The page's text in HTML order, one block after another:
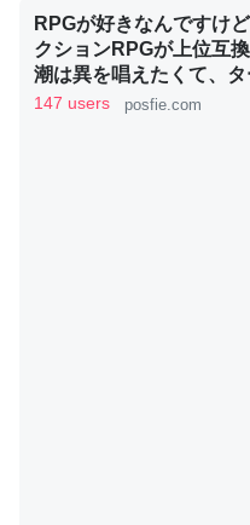
これを元に考えるとカル
類は苦労してるんだな…
─ニュース :: 【研究発表】昆
ウチもEchoを実家に置
ちぼちRingも置こうかと
位置情報を共有してる。
─たまにLINEするくらいだっ
コミュニケーションが劇的に
RPGが好きなんですけ
クションRPGが上位互
潮は異を唱えたくて、タ
にはターン制の良さがあ
147 users posfie.com